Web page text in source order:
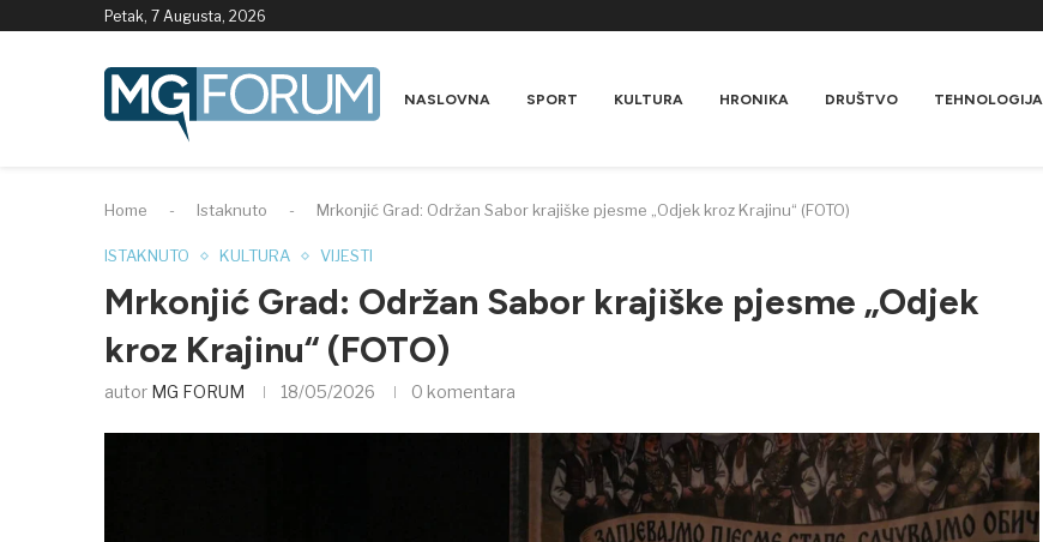
Petak, 7 Augusta, 2026
NASLOVNA SPORT KULTURA HRONIKA DRUŠTVO TEHNOLOGIJA
Home - Istaknuto - Mrkonjić Grad: Održan Sabor krajiške pjesme „Odjek kroz Krajinu“ (FOTO)
ISTAKNUTO KULTURA VIJESTI
Mrkonjić Grad: Održan Sabor krajiške pjesme „Odjek
kroz Krajinu“ (FOTO)
autor MG FORUM 18/05/2026 0 komentara